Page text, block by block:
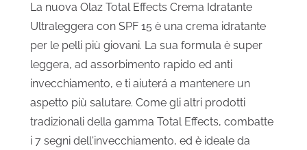
La nuova Olaz Total Effects Crema Idratante
Ultraleggera con SPF 15 è una crema idratante
per le pelli più giovani. La sua formula è super
leggera, ad assorbimento rapido ed anti
invecchiamento, e ti aiuterá a mantenere un
aspetto più salutare. Come gli altri prodotti
tradizionali della gamma Total Effects, combatte
i 7 segni dell'invecchiamento, ed è ideale da